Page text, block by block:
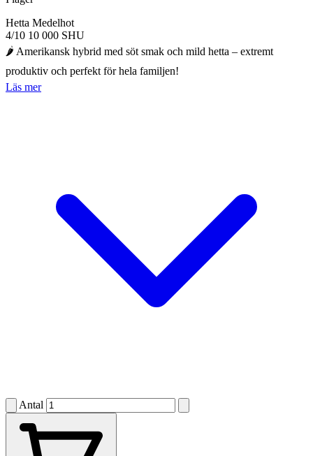
Hetta Medelhot
4/10 10 000 SHU
🌶️ Amerikansk hybrid med söt smak och mild hetta – extremt
produktiv och perfekt för hela familjen!
Läs mer
Antal